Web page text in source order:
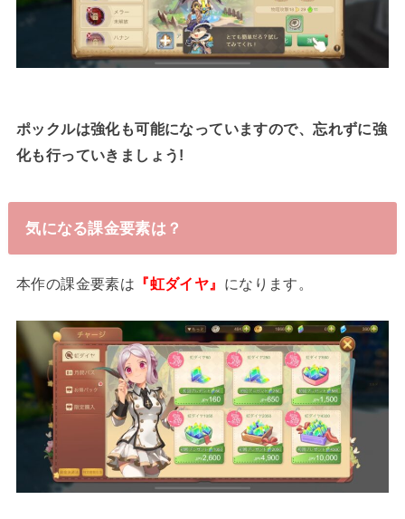
ポックルは強化も可能になっていますので、忘れずに強
化も行っていきましょう!
気になる課金要素は？
本作の課金要素は 『虹ダイヤ』 になります。